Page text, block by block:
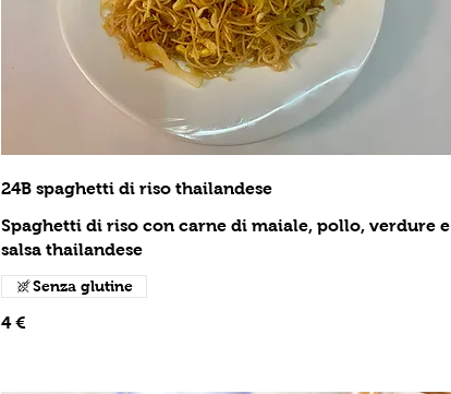
24B spaghetti di riso thailandese
Spaghetti di riso con carne di maiale, pollo, verdure e
salsa thailandese
4 €
Senza glutine